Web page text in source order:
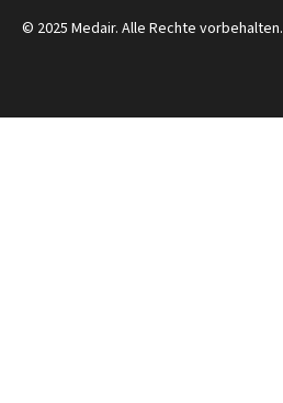
© 2025 Medair. Alle Rechte vorbehalten.